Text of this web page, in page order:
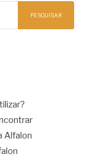
PESQUISAR
Alfalon